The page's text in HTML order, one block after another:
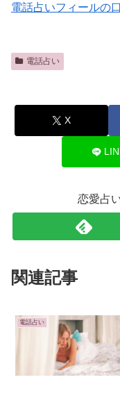
電話占いフィールの
電話占い
X
恋愛占
関連記事
電話占い